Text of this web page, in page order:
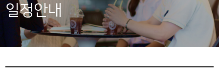
일정안내